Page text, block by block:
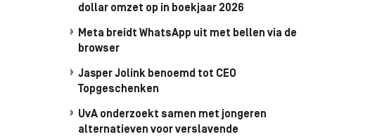
dollar omzet op in boekjaar 2026
Meta breidt WhatsApp uit met bellen via de
browser
Jasper Jolink benoemd tot CEO
Topgeschenken
UvA onderzoekt samen met jongeren
alternatieven voor verslavende